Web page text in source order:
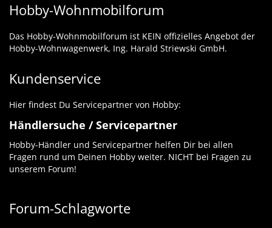
Hobby-Wohnmobilforum
Das Hobby-Wohnmobilforum ist KEIN offizielles Angebot der
Hobby-Wohnwagenwerk, Ing. Harald Striewski GmbH.
Kundenservice
Hier findest Du Servicepartner von Hobby:
Händlersuche / Servicepartner
Hobby-Händler und Servicepartner helfen Dir bei allen
Fragen rund um Deinen Hobby weiter. NICHT bei Fragen zu
unserem Forum!
Forum-Schlagworte